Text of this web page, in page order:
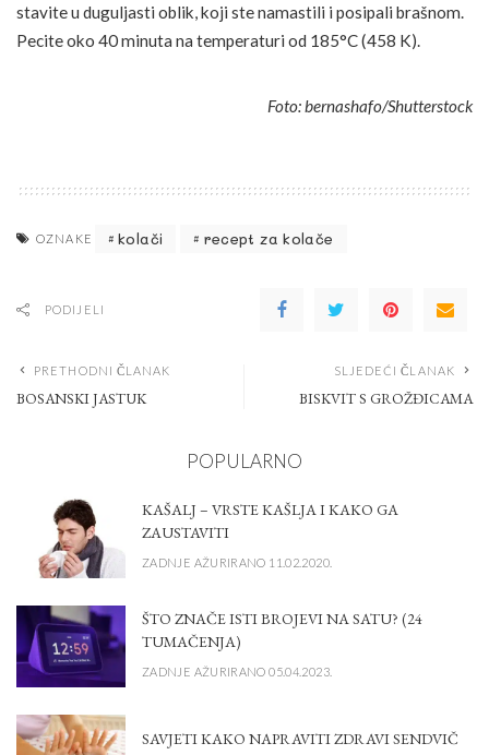
stavite u duguljasti oblik, koji ste namastili i posipali brašnom.
Pecite oko 40 minuta na temperaturi od 185°C (458 K).
Foto: bernashafo/Shutterstock
OZNAKE kolači recept za kolače
PODIJELI
PRETHODNI ČLANAK
BOSANSKI JASTUK
SLJEDEĆI ČLANAK
BISKVIT S GROŽĐICAMA
POPULARNO
KAŠALJ – VRSTE KAŠLJA I KAKO GA
ZAUSTAVITI
ZADNJE AŽURIRANO 11.02.2020.
ŠTO ZNAČE ISTI BROJEVI NA SATU? (24
TUMAČENJA)
ZADNJE AŽURIRANO 05.04.2023.
SAVJETI KAKO NAPRAVITI ZDRAVI SENDVIČ